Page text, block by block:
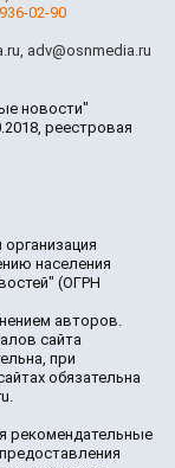
02-90
, adv@osnmedia.ru
новости"
реестровая
населения
(ОГРН
авторов.
сайта
при
обязательна
рекомендательные